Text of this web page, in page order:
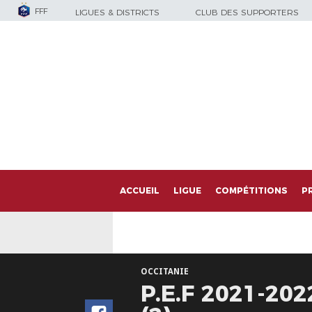
FFF LIGUES & DISTRICTS CLUB DES SUPPORTERS
ACCUEIL LIGUE COMPÉTITIONS
OCCITANIE
P.E.F 2021-